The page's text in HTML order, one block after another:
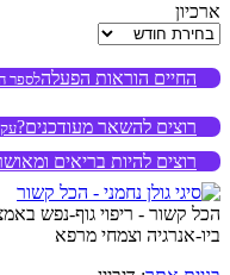
ארכיון
ארכיון
החיים הוראות הפעלהלספר
רוצים להשאר מעודכנים?
רוצים להיות בריאים
הכל קשור - ריפוי גוף-נפש
ביו-אנרגיה וצמחי מרפא